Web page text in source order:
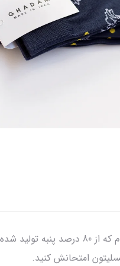
جورا مردانه/زنانه
امتحانش کنید.